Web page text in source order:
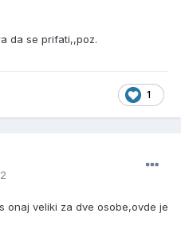
da se prifati,,poz.
1
onaj veliki za dve osobe,ovde je